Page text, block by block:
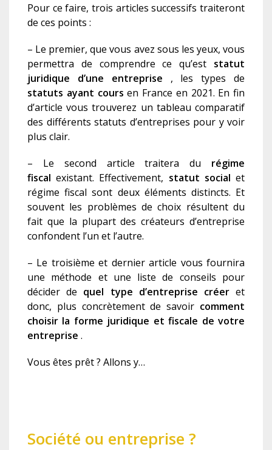
Pour ce faire, trois articles successifs traiteront
de ces points :
– Le premier, que vous avez sous les yeux, vous
permettra de comprendre ce qu’est statut
juridique d’une entreprise , les types de
statuts ayant cours en France en 2021. En fin
d’article vous trouverez un tableau comparatif
des différents statuts d’entreprises pour y voir
plus clair.
– Le second article traitera du régime
fiscal existant. Effectivement, statut socialet
régime fiscal sont deux éléments distincts. Et
souvent les problèmes de choix résultent du
fait que la plupart des créateurs d’entreprise
confondent l’un et l’autre.
– Le troisième et dernier article vous fournira
une méthode et une liste de conseils pour
décider de quel type d’entreprise créer et
donc, plus concrètement de savoir comment
choisir la forme juridique et fiscale de votre
entreprise .
Vous êtes prêt ? Allons y…
Société ou entreprise ?